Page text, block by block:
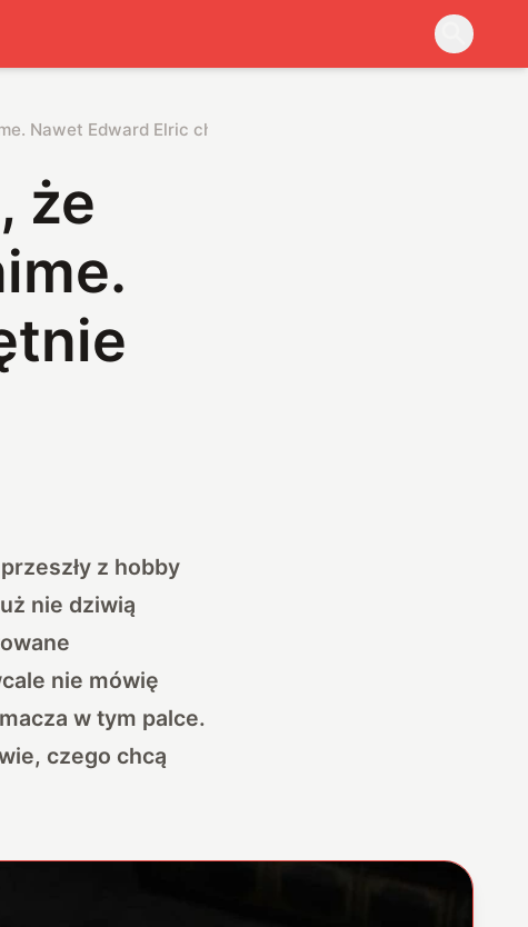
Nawet Edward Elric chętnie by nosił ten zegarek
że
z hobby
nie dziwią
nie mówię
w tym palce.
czego chcą